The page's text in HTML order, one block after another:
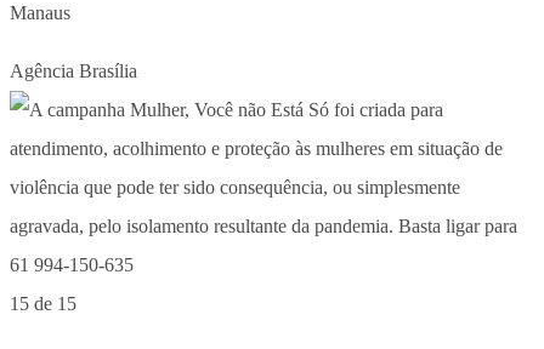
Manaus
Agência Brasília
15 de 15